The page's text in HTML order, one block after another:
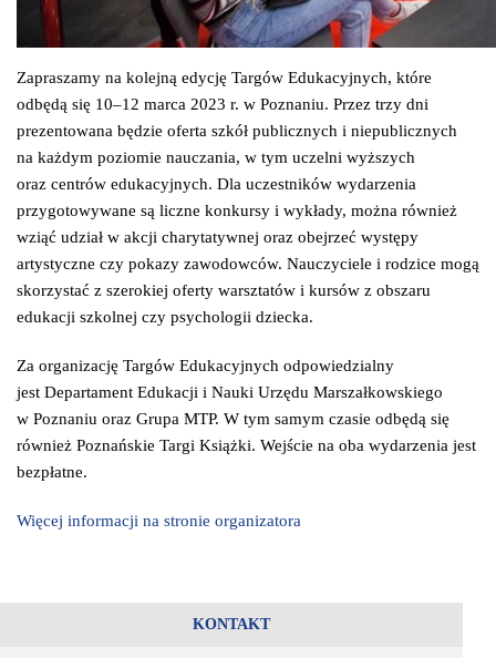
Zapraszamy na kolejną edycję Targów Edukacyjnych, które
odbędą się 10–12 marca 2023 r. w Poznaniu. Przez trzy dni
prezentowana będzie oferta szkół publicznych i niepublicznych
na każdym poziomie nauczania, w tym uczelni wyższych
oraz centrów edukacyjnych. Dla uczestników wydarzenia
przygotowywane są liczne konkursy i wykłady, można również
wziąć udział w akcji charytatywnej oraz obejrzeć występy
artystyczne czy pokazy zawodowców. Nauczyciele i rodzice mogą
skorzystać z szerokiej oferty warsztatów i kursów z obszaru
edukacji szkolnej czy psychologii dziecka.
Za organizację Targów Edukacyjnych odpowiedzialny
jest Departament Edukacji i Nauki Urzędu Marszałkowskiego
w Poznaniu oraz Grupa MTP. W tym samym czasie odbędą się
również Poznańskie Targi Książki. Wejście na oba wydarzenia jest
bezpłatne.
Więcej informacji na stronie organizatora
KONTAKT